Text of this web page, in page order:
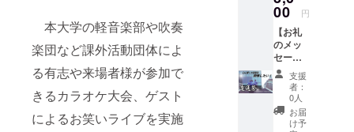
本大学の軽音楽部や吹奏
楽団など課外活動団体によ
る有志や来場者様が参加で
きるカラオケ大会、ゲスト
によるお笑いライブを実施
【詳
細】 ・
日時：
2025年
9月20日
（土曜
日）
11:00-
18:00
00 円
【お礼
のメッ
セージ
＋お名
前掲示
＋報告
書】 <
内容>
支援
者：
0人
お届
け予